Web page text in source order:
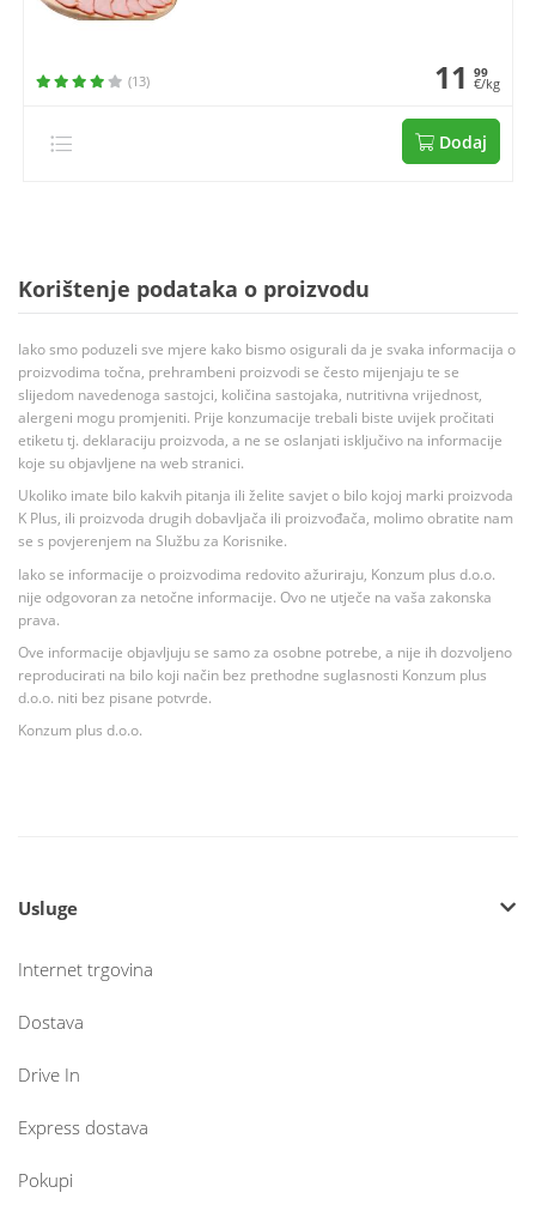
(13) 11 99
€/kg
Dodaj
Korištenje podataka o proizvodu
Iako smo poduzeli sve mjere kako bismo osigurali da je svaka informacija o
proizvodima točna, prehrambeni proizvodi se često mijenjaju te se
slijedom navedenoga sastojci, količina sastojaka, nutritivna vrijednost,
alergeni mogu promjeniti. Prije konzumacije trebali biste uvijek pročitati
etiketu tj. deklaraciju proizvoda, a ne se oslanjati isključivo na informacije
koje su objavljene na web stranici.
Ukoliko imate bilo kakvih pitanja ili želite savjet o bilo kojoj marki proizvoda
K Plus, ili proizvoda drugih dobavljača ili proizvođača, molimo obratite nam
se s povjerenjem na Službu za Korisnike.
Iako se informacije o proizvodima redovito ažuriraju, Konzum plus d.o.o.
nije odgovoran za netočne informacije. Ovo ne utječe na vaša zakonska
prava.
Ove informacije objavljuju se samo za osobne potrebe, a nije ih dozvoljeno
reproducirati na bilo koji način bez prethodne suglasnosti Konzum plus
d.o.o. niti bez pisane potvrde.
Konzum plus d.o.o.
Usluge
Internet trgovina
Dostava
Drive In
Express dostava
Pokupi